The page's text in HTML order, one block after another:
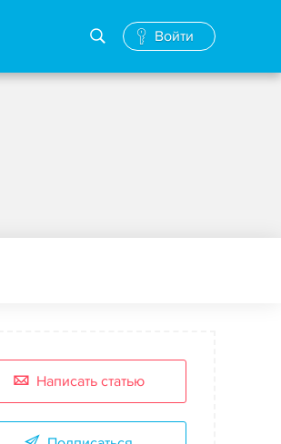
Войти
Написать статью